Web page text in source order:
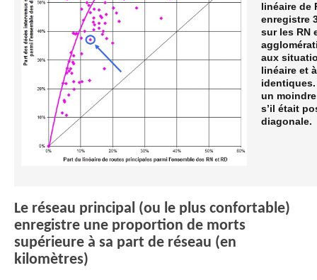
linéaire de
enregistre
sur les RN
aux
linéaire et
un
s’il était
diagonale.
Le réseau principal (ou le plus confortable)
enregistre une proportion de morts
supérieure à sa part de réseau (en
kilomètres)